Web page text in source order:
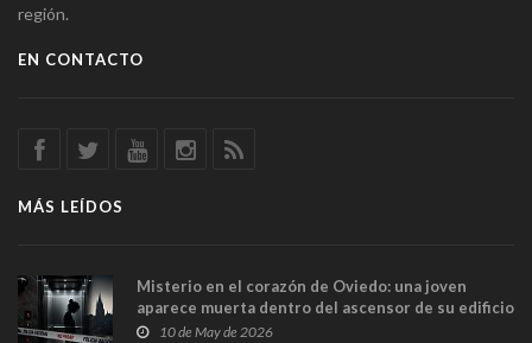
región.
EN CONTACTO
MÁS LEÍDOS
Misterio en el corazón de Oviedo: una joven
aparece muerta dentro del ascensor de su edificio
y las cámaras captan sus últimos minutos
10 de May de 2026